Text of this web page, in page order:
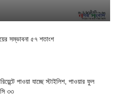
সম্ভাবনা ৫৭ শতাংশ
পাওয়া যাচ্ছে স্টাইলিশ, পাওয়ার ফুল
সি ৩৩